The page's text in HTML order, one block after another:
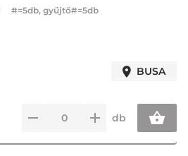
#=5db, gyűjtő#=5db
BUSA
db